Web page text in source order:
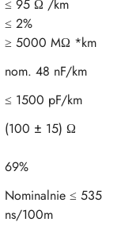
≤ 95 Ω /km
≤ 2%
≥ 5000 MΩ *km
nom. 48 nF/km
≤ 1500 pF/km
(100 ± 15) Ω
69%
Nominalnie ≤ 535
ns/100m